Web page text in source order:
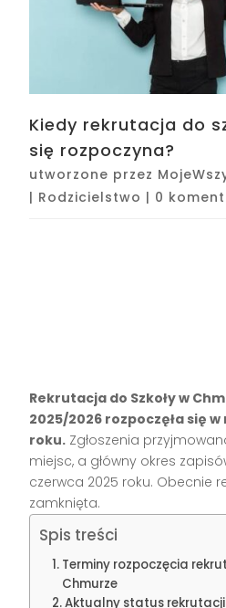
Kiedy rekrutacja do
się rozpoczyna?
utworzone przez
| Rodzicielstwo | 0
Rekrutacja do Szkoły w
2025/2026 rozpoczęła się
roku. Zgłoszenia
miejsc, a główny okres
czerwca 2025 roku. Obecnie
zamknięta.
Spis treści
Terminy rozpoczęcia
Chmurze
Aktualny status rekrutacji